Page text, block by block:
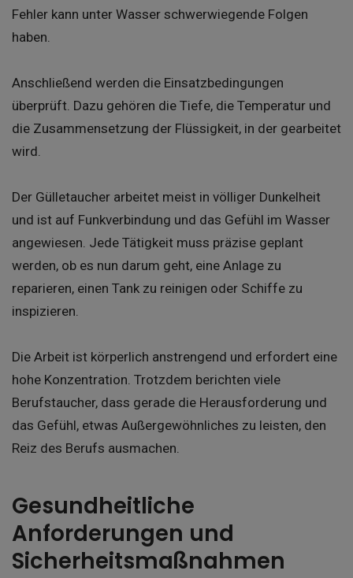
Fehler kann unter Wasser schwerwiegende Folgen
haben.
Anschließend werden die Einsatzbedingungen
überprüft. Dazu gehören die Tiefe, die Temperatur und
die Zusammensetzung der Flüssigkeit, in der gearbeitet
wird.
Der Gülletaucher arbeitet meist in völliger Dunkelheit
und ist auf Funkverbindung und das Gefühl im Wasser
angewiesen. Jede Tätigkeit muss präzise geplant
werden, ob es nun darum geht, eine Anlage zu
reparieren, einen Tank zu reinigen oder Schiffe zu
inspizieren.
Die Arbeit ist körperlich anstrengend und erfordert eine
hohe Konzentration. Trotzdem berichten viele
Berufstaucher, dass gerade die Herausforderung und
das Gefühl, etwas Außergewöhnliches zu leisten, den
Reiz des Berufs ausmachen.
Gesundheitliche
Anforderungen und
Sicherheitsmaßnahmen